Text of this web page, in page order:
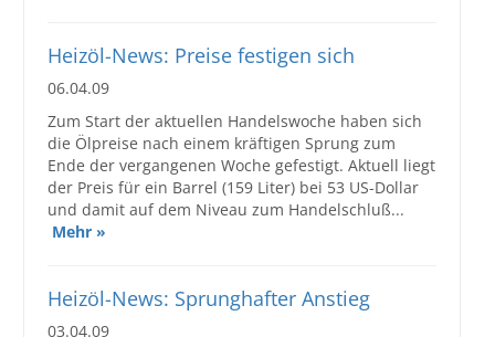
Heizöl-News: Preise festigen sich
06.04.09
Zum Start der aktuellen Handelswoche haben sich
die Ölpreise nach einem kräftigen Sprung zum
Ende der vergangenen Woche gefestigt. Aktuell liegt
der Preis für ein Barrel (159 Liter) bei 53 US-Dollar
und damit auf dem Niveau zum Handelschluß...
Mehr »
Heizöl-News: Sprunghafter Anstieg
03.04.09